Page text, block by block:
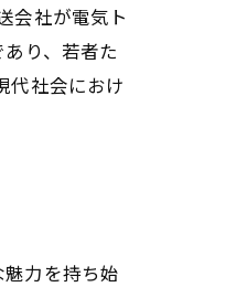
会社が電気ト
り、若者た
代社会におけ
力を持ち始